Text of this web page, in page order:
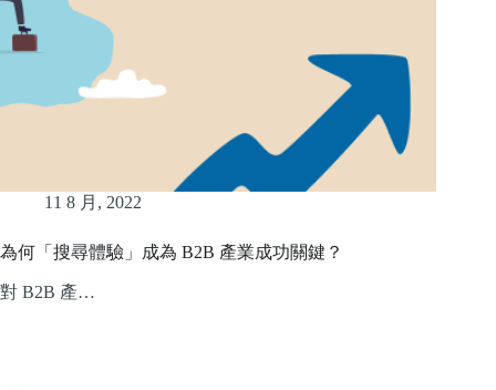
11 8 月, 2022
為何「搜尋體驗」成為 B2B 產業成功關鍵？
對 B2B 產…